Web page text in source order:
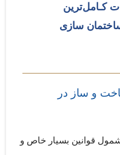
کـامل‌ترین
سازی
و ساز در
قوانین بسیار خاص و